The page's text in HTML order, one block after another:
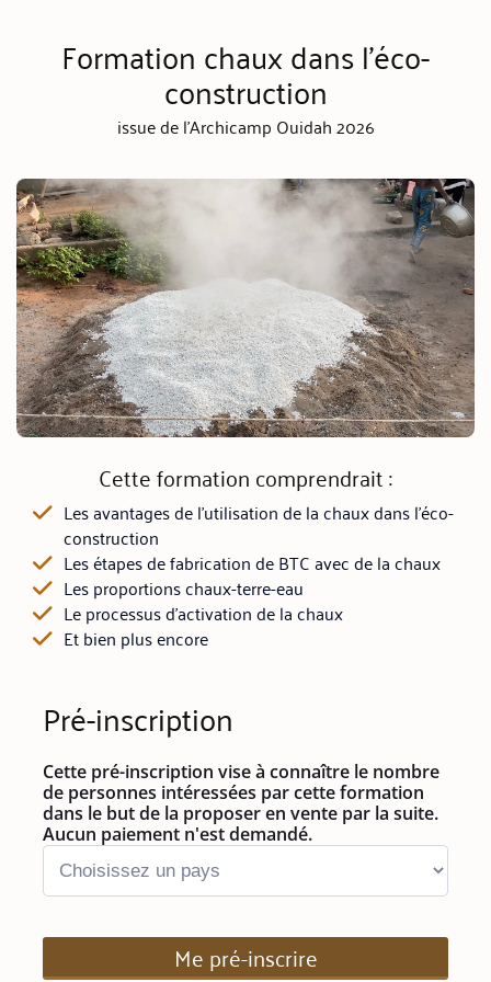
Cette formation comprendrait :
Les avantages de l'utilisation de la chaux dans l'éco-
construction
Les étapes de fabrication de BTC avec de la chaux
Les proportions chaux-terre-eau
Le processus d'activation de la chaux
Et bien plus encore
Pré-inscription
Cette pré-inscription vise à connaître le nombre
de personnes intéressées par cette formation
dans le but de la proposer en vente par la suite.
Aucun paiement n'est demandé.
Me pré-inscrire
Formation chaux dans l'éco-
construction
issue de l'Archicamp Ouidah 2026